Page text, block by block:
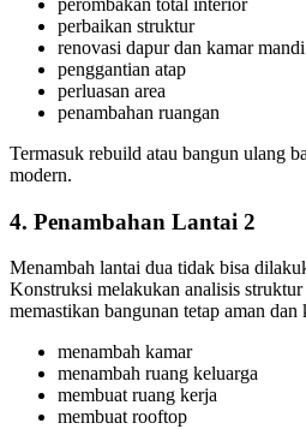
perombakan total interior
perbaikan struktur
renovasi dapur dan kamar mandi
penggantian atap
perluasan area
penambahan ruangan
Termasuk rebuild atau bangun ulang
modern.
4. Penambahan Lantai 2
Menambah lantai dua tidak bisa
Konstruksi melakukan analisis
memastikan bangunan tetap aman
menambah kamar
menambah ruang keluarga
membuat ruang kerja
membuat rooftop